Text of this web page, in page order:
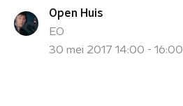
Open Huis
EO
30 mei 2017 14:00 - 16:00